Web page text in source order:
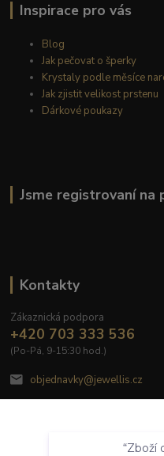
Inspirace pro vás
Blog
Jak pečovat o šperky
Krystaly podle měsíce
Jak zjistit velikost prstenu
Dárkové poukazy
Jsme registrovaní na
Kontakty
Zákaznická podpora
+420 703 333 536
(Po-Pá, 9-15:30 hod.)
objednavky@jewellis.cz
Nastavení
“Zboží